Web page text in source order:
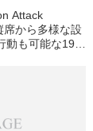
Attack
から多様な設
動も可能な19
待される性能
間、企業...